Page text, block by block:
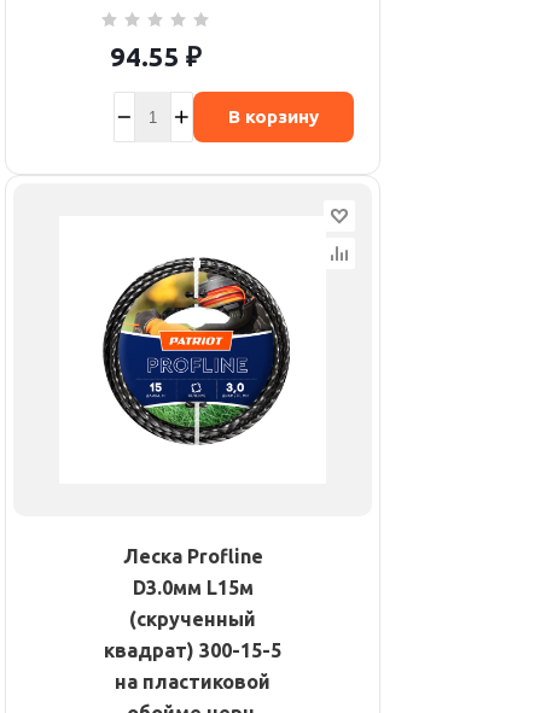
94.55 ₽
В корзину
Леска Profline
D3.0мм L15м
(скрученный
квадрат) 300-15-5
на пластиковой